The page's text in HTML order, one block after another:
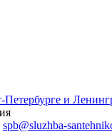
и
spb@sluzhba-